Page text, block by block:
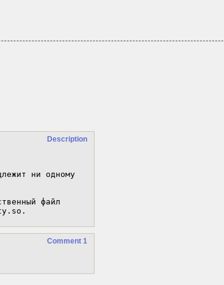
Description
ни одному
файл
Comment 1